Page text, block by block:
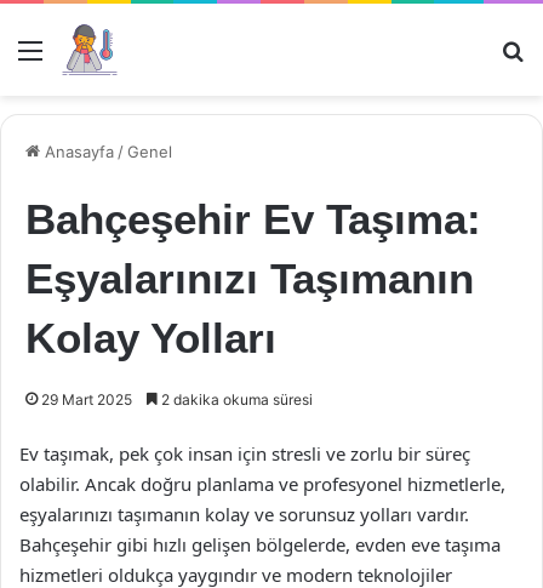
Menü
Anasayfa /Genel
Bahçeşehir Ev Taşıma:
Eşyalarınızı Taşımanın
Kolay Yolları
29 Mart 2025 2 dakika okuma süresi
Ev taşımak, pek çok insan için stresli ve zorlu bir süreç
olabilir. Ancak doğru planlama ve profesyonel hizmetlerle,
eşyalarınızı taşımanın kolay ve sorunsuz yolları vardır.
Bahçeşehir gibi hızlı gelişen bölgelerde, evden eve taşıma
hizmetleri oldukça yaygındır ve modern teknolojiler